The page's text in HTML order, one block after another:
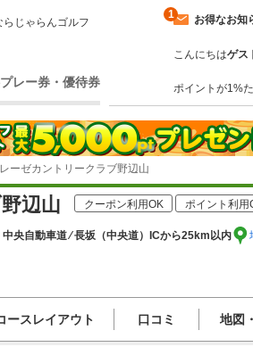
じゃらんゴルフ
レー券・優待券
お得なお知
1
こんにちはゲス
ポイントが1%
ーゼカントリークラブ野辺山
辺山 クーポン利用OK ポイント利用
中央自動車道 ⁄ 長坂（中央道）ICから25km以内
ースレイアウト 口コミ 地図